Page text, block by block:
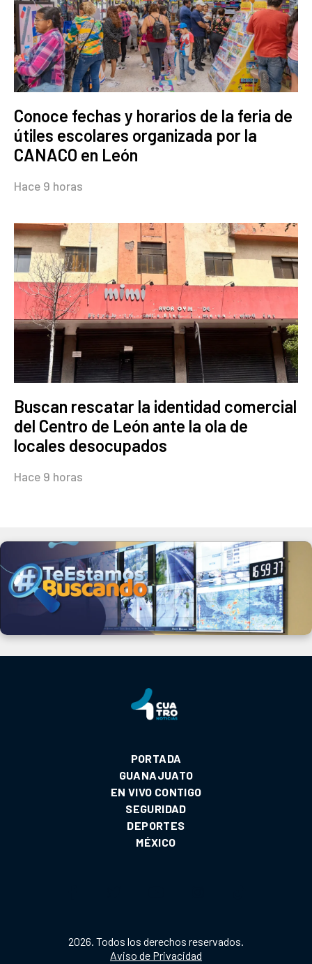
Conoce fechas y horarios de la feria de
útiles escolares organizada por la
CANACO en León
Hace 9 horas
Buscan rescatar la identidad comercial
del Centro de León ante la ola de
locales desocupados
Hace 9 horas
PORTADA
GUANAJUATO
EN VIVO CONTIGO
SEGURIDAD
DEPORTES
MÉXICO
2026. Todos los derechos reservados.
Aviso de Privacidad